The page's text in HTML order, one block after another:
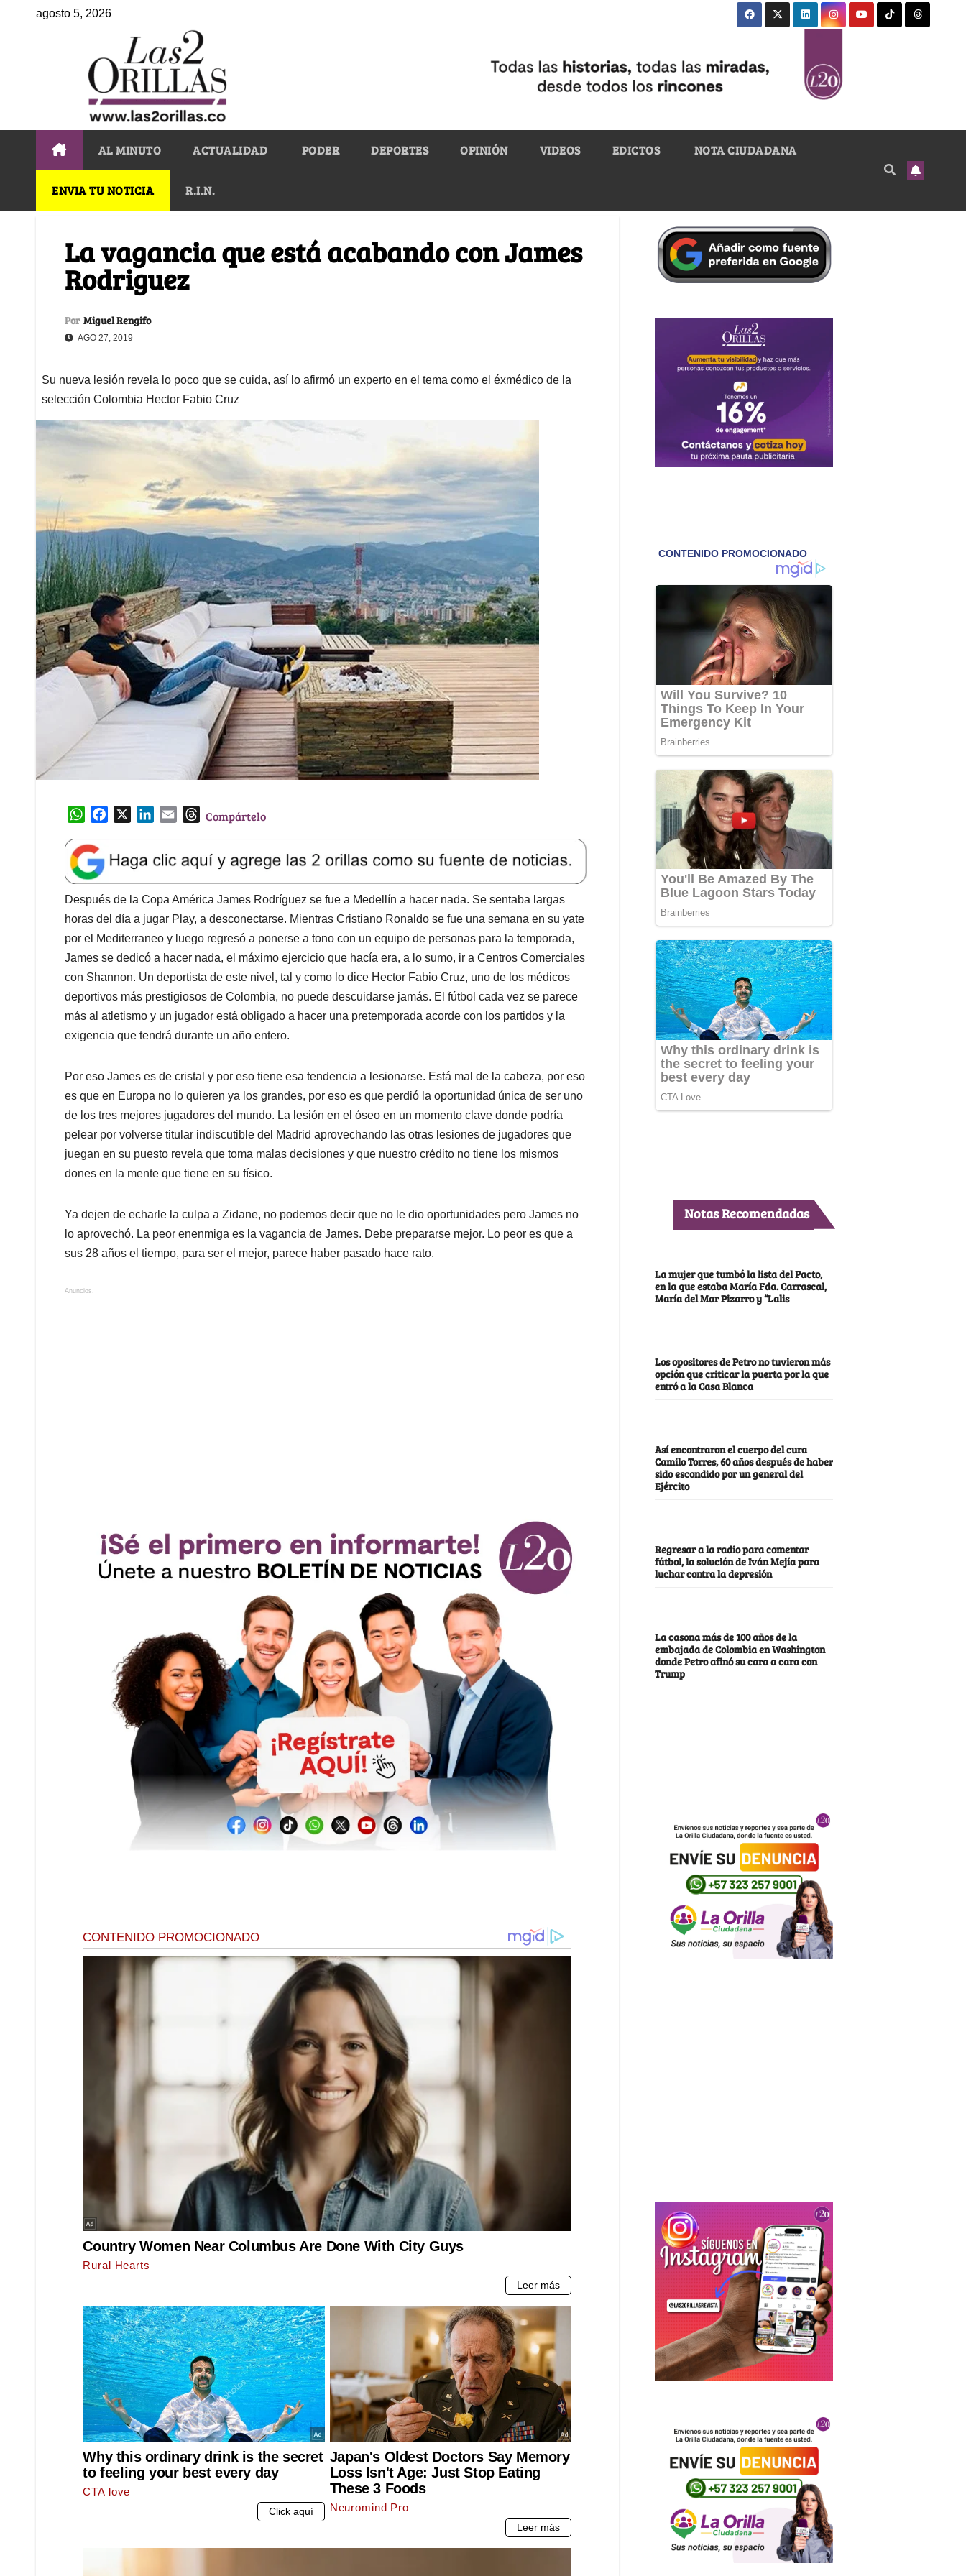
agosto 5, 2026
AL MINUTO ACTUALIDAD PODER DEPORTES OPINIÓN VIDEOS EDICTOS NOTA CIUDADANA
ENVIA TU NOTICIA R.I.N.
La vagancia que está acabando con James
Rodriguez
Por Miguel Rengifo
AGO 27, 2019
Su nueva lesión revela lo poco que se cuida, así lo afirmó un experto en el tema como el éxmédico de la
selección Colombia Hector Fabio Cruz
W
a
t
s
A
p
p
e
b
o
o
k
k
e
d
I
n
l
T
e
a
d
s
Compártelo
Después de la Copa América James Rodríguez se fue a Medellín a hacer nada. Se sentaba largas
horas del día a jugar Play, a desconectarse. Mientras Cristiano Ronaldo se fue una semana en su yate
por el Mediterraneo y luego regresó a ponerse a tono con un equipo de personas para la temporada,
James se dedicó a hacer nada, el máximo ejercicio que hacía era, a lo sumo, ir a Centros Comerciales
con Shannon. Un deportista de este nivel, tal y como lo dice Hector Fabio Cruz, uno de los médicos
deportivos más prestigiosos de Colombia, no puede descuidarse jamás. El fútbol cada vez se parece
más al atletismo y un jugador está obligado a hacer una pretemporada acorde con los partidos y la
exigencia que tendrá durante un año entero.
Por eso James es de cristal y por eso tiene esa tendencia a lesionarse. Está mal de la cabeza, por eso
es que en Europa no lo quieren ya los grandes, por eso es que perdió la oportunidad única de ser uno
de los tres mejores jugadores del mundo. La lesión en el óseo en un momento clave donde podría
pelear por volverse titular indiscutible del Madrid aprovechando las otras lesiones de jugadores que
juegan en su puesto revela que toma malas decisiones y que nuestro crédito no tiene los mismos
dones en la mente que tiene en su físico.
Ya dejen de echarle la culpa a Zidane, no podemos decir que no le dio oportunidades pero James no
lo aprovechó. La peor enenmiga es la vagancia de James. Debe prepararse mejor. Lo peor es que a
sus 28 años el tiempo, para ser el mejor, parece haber pasado hace rato.
Anuncios.
Notas Recomendadas
La mujer que tumbó la lista del Pacto,
en la que estaba María Fda. Carrascal,
María del Mar Pizarro y “Lalis
Los opositores de Petro no tuvieron más
opción que criticar la puerta por la que
entró a la Casa Blanca
Así encontraron el cuerpo del cura
Camilo Torres, 60 años después de haber
sido escondido por un general del
Ejército
Regresar a la radio para comentar
fútbol, la solución de Iván Mejía para
luchar contra la depresión
La casona más de 100 años de la
embajada de Colombia en Washington
donde Petro afinó su cara a cara con
Trump